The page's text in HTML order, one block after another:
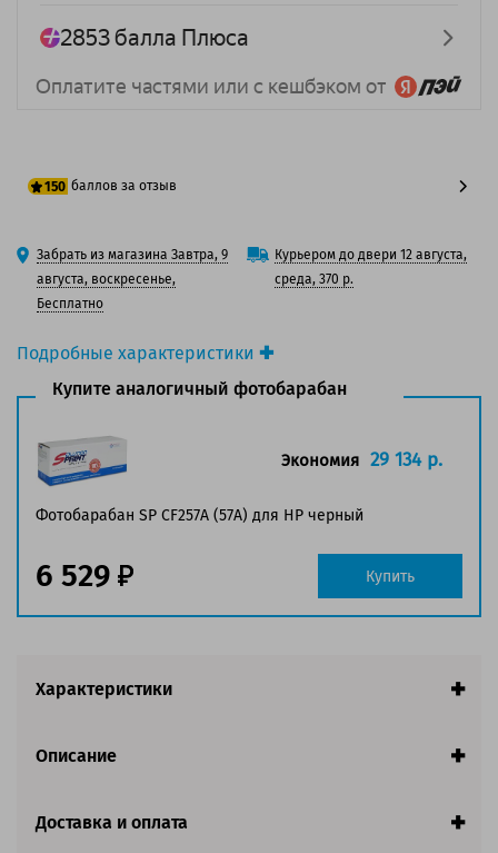
Подробные характеристики
Производитель принтера:HP
Вид товара:
Оригинальность:
Оригинальный
Цвет:Черный
Ресурс:80 000 страниц формата A4 при 5%
Страна:США
150 баллов за отзыв
125 баллов
150 баллов
Забрать из магазина Завтра, 9
августа, воскресенье,
Бесплатно
Курьером до двери 12 августа,
среда, 370 р.
Купите аналогичный фотобарабан
Фотобарабан SP CF257A (57A) для HP черный
Экономия 29 134 р.
6 529 Купить
Характеристики
Описание
Доставка и оплата